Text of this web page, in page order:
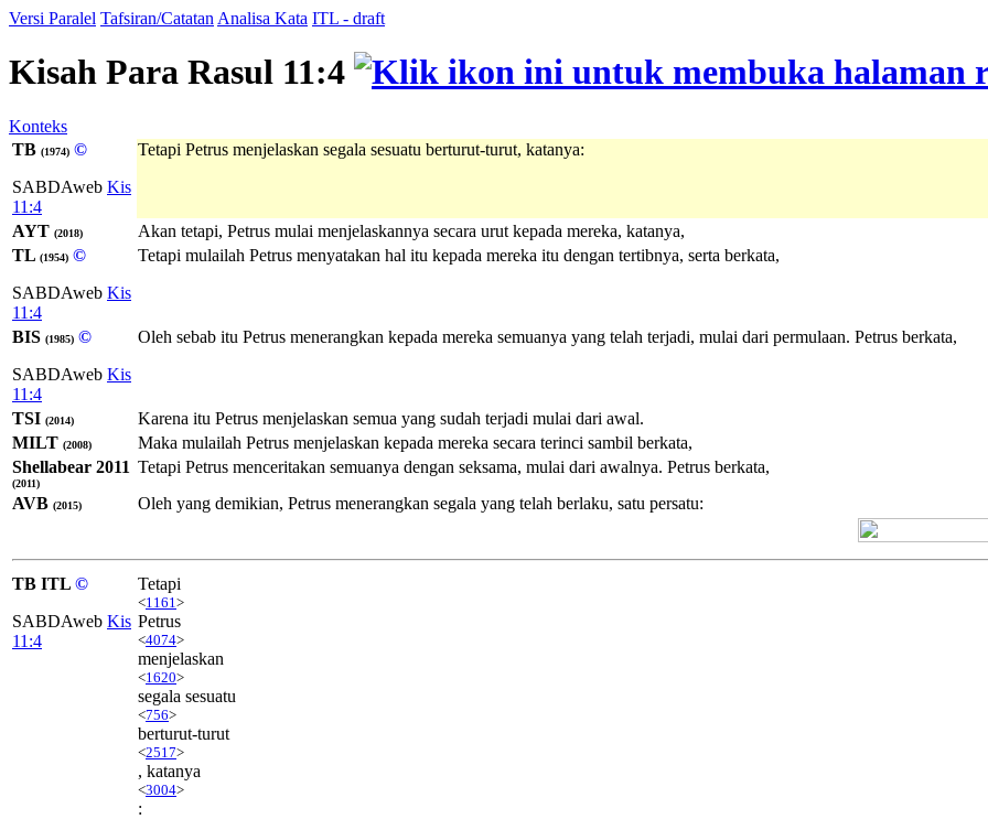
Versi Paralel Tafsiran/Catatan Analisa Kata ITL - draft
Kisah Para Rasul 11:4
Konteks
TB (1974) ©
SABDAweb Kis
11:4
Tetapi Petrus menjelaskan segala sesuatu berturut-turut, katanya:
AYT (2018)
Akan tetapi, Petrus mulai menjelaskannya secara urut kepada mereka, katanya,
TL (1954) ©
SABDAweb Kis
11:4
Tetapi mulailah Petrus menyatakan hal itu kepada mereka itu dengan tertibnya, serta berkata,
BIS (1985) ©
SABDAweb Kis
11:4
Oleh sebab itu Petrus menerangkan kepada mereka semuanya yang telah terjadi, mulai dari permulaan. Petrus berkata,
TSI (2014)
Karena itu Petrus menjelaskan semua yang sudah terjadi mulai dari awal.
MILT (2008)
Maka mulailah Petrus menjelaskan kepada mereka secara terinci sambil berkata,
Shellabear 2011
(2011)
Tetapi Petrus menceritakan semuanya dengan seksama, mulai dari awalnya. Petrus berkata,
AVB (2015) Oleh yang demikian, Petrus menerangkan segala yang telah berlaku, satu persatu:
TB ITL ©
SABDAweb Kis
11:4
Tetapi
<1161 >
Petrus
<4074>
menjelaskan
<1620>
segala sesuatu
<756>
berturut-turut
<2517>
, katanya
<3004>
: